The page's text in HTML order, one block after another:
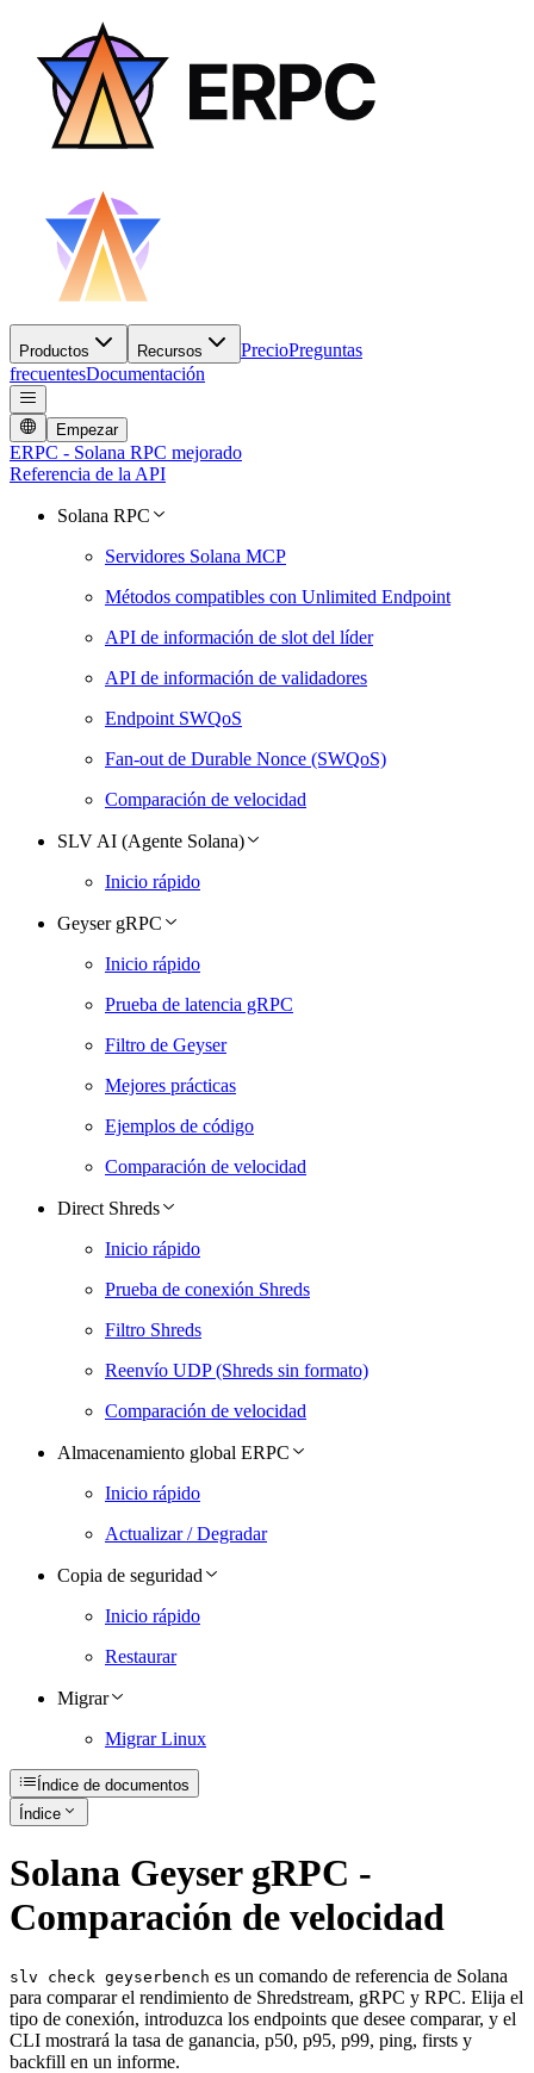
Productos Recursos PrecioPreguntas
frecuentesDocumentación
Empezar
ERPC - Solana RPC mejorado
Referencia de la API
Solana RPC
Servidores Solana MCP
Métodos compatibles con Unlimited Endpoint
API de información de slot del líder
API de información de validadores
Endpoint SWQoS
Fan-out de Durable Nonce (SWQoS)
Comparación de velocidad
SLV AI (Agente Solana)
Inicio rápido
Geyser gRPC
Inicio rápido
Prueba de latencia gRPC
Filtro de Geyser
Mejores prácticas
Ejemplos de código
Comparación de velocidad
Direct Shreds
Inicio rápido
Prueba de conexión Shreds
Filtro Shreds
Reenvío UDP (Shreds sin formato)
Comparación de velocidad
Almacenamiento global ERPC
Inicio rápido
Actualizar / Degradar
Copia de seguridad
Inicio rápido
Restaurar
Migrar
Migrar Linux
Índice de documentos
Índice
Solana Geyser gRPC -
Comparación de velocidad
slv check geyserbench es un comando de referencia de Solana
para comparar el rendimiento de Shredstream, gRPC y RPC. Elija el
tipo de conexión, introduzca los endpoints que desee comparar, y el
CLI mostrará la tasa de ganancia, p50, p95, p99, ping, firsts y
backfill en un informe.